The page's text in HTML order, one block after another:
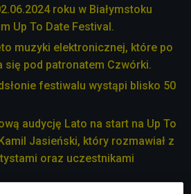
roku w Białymstoku
Up To Date Festival.
muzyki elektronicznej, które po
się pod patronatem Czwórki.
festiwalu wystąpi blisko 50
audycję Lato na start na Up To
Jasieński, który rozmawiał z
oraz uczestnikami